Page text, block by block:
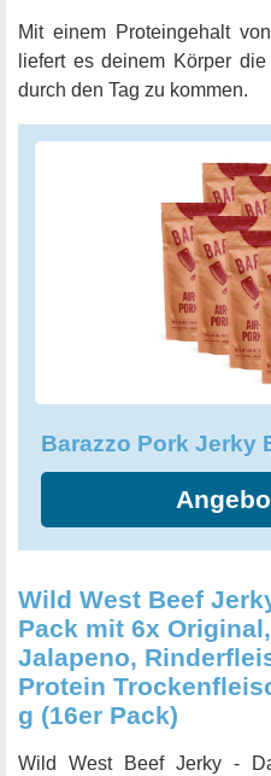
Mit einem Proteingehalt
liefert es deinem Körper
durch den Tag zu kommen.
Barazzo Pork Jerky
Wild West Beef
Pack mit 6x
Jalapeno,
Protein
g (16er Pack)
Wild West Beef Jerky -